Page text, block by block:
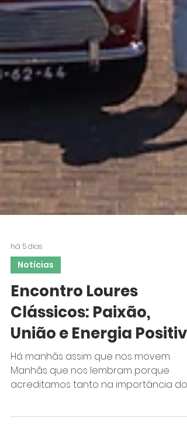
há 5 dias
Encontro Loures
Clássicos: Paixão,
União e Energia Positiva
Há manhãs assim que nos movem.